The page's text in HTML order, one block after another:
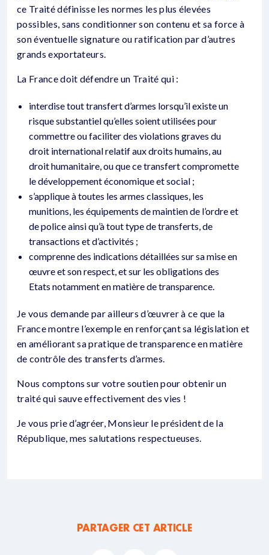
ce Traité définisse les normes les plus élevées
possibles, sans conditionner son contenu et sa force à
son éventuelle signature ou ratification par d’autres
grands exportateurs.
La France doit défendre un Traité qui :
interdise tout transfert d’armes lorsqu’il existe un
risque substantiel qu’elles soient utilisées pour
commettre ou faciliter des violations graves du
droit international relatif aux droits humains, au
droit humanitaire, ou que ce transfert compromette
le développement économique et social ;
s’applique à toutes les armes classiques, les
munitions, les équipements de maintien de l’ordre et
de police ainsi qu’à tout type de transferts, de
transactions et d’activités ;
comprenne des indications détaillées sur sa mise en
œuvre et son respect, et sur les obligations des
Etats notamment en matière de transparence.
Je vous demande par ailleurs d’œuvrer à ce que la
France montre l’exemple en renforçant sa législation et
en améliorant sa pratique de transparence en matière
de contrôle des transferts d’armes.
Nous comptons sur votre soutien pour obtenir un
traité qui sauve effectivement des vies !
Je vous prie d’agréer, Monsieur le président de la
République, mes salutations respectueuses.
PARTAGER CET ARTICLE